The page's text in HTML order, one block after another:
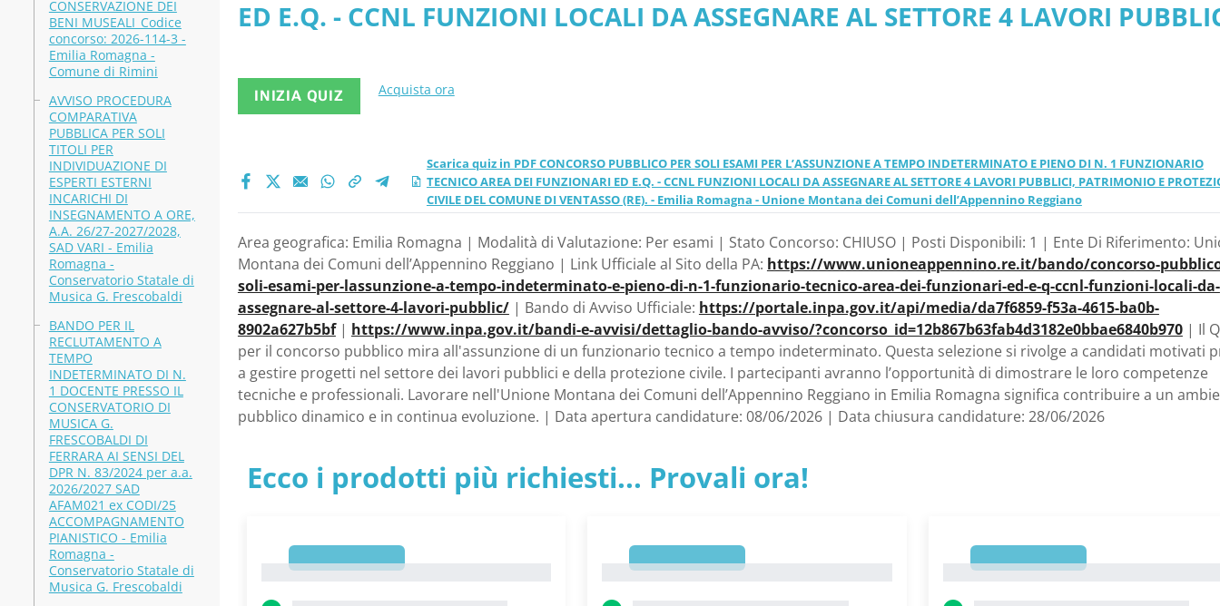
CONSERVAZIONE DEI
BENI MUSEALI_Codice
concorso: 2026-114-3 -
Emilia Romagna -
Comune di Rimini
AVVISO PROCEDURA
COMPARATIVA
PUBBLICA PER SOLI
TITOLI PER
INDIVIDUAZIONE DI
ESPERTI ESTERNI
INCARICHI DI
INSEGNAMENTO A ORE,
A.A. 26/27-2027/2028,
SAD VARI - Emilia
Romagna -
Conservatorio Statale di
Musica G. Frescobaldi
BANDO PER IL
RECLUTAMENTO A
TEMPO
INDETERMINATO DI N.
1 DOCENTE PRESSO IL
CONSERVATORIO DI
MUSICA G.
FRESCOBALDI DI
FERRARA AI SENSI DEL
DPR N. 83/2024 per a.a.
2026/2027 SAD
AFAM021 ex CODI/25
ACCOMPAGNAMENTO
PIANISTICO - Emilia
Romagna -
Conservatorio Statale di
Musica G. Frescobaldi
PROTEZIONE CIVILE DEL COMUNE DI VENTASSO (RE). - Emilia
Romagna - Unione Montana dei Comuni dell’Appennino
Reggiano
ED E.Q. - CCNL FUNZIONI LOCALI DA ASSEGNARE AL SETTORE 4 LAVORI
Romagna - Unione Montana dei Comuni dell’Appennino Reggiano
INIZIA QUIZ Acquista ora
Scarica quiz in PDF CONCORSO PUBBLICO PER SOLI ESAMI PER L’ASSUNZIONE A TEMPO INDETERMINATO E PIENO DI N. 1 FUNZIONARIO
TECNICO AREA DEI FUNZIONARI ED E.Q. - CCNL FUNZIONI LOCALI DA ASSEGNARE AL SETTORE 4 LAVORI PUBBLICI, PATRIMONIO E
CIVILE DEL COMUNE DI VENTASSO (RE). - Emilia Romagna - Unione Montana dei Comuni dell’Appennino Reggiano
Area geografica: Emilia Romagna | Modalità di Valutazione: Per esami | Stato Concorso: CHIUSO | Posti Disponibili: 1 | Ente Di Riferimento:
Montana dei Comuni dell’Appennino Reggiano | Link Ufficiale al Sito della PA: https://www.unioneappennino.re.it/bando/concorso-
soli-esami-per-lassunzione-a-tempo-indeterminato-e-pieno-di-n-1-funzionario-tecnico-area-dei-funzionari-ed-e-q-ccnl-funzioni-locali-da-
assegnare-al-settore-4-lavori-pubblic/| Bando di Avviso Ufficiale: https://portale.inpa.gov.it/api/media/da7f6859-f53a-4615-ba0b-
8902a627b5bf| https://www.inpa.gov.it/bandi-e-avvisi/dettaglio-bando-avviso/?concorso_id=12b867b63fab4d3182e0bbae6840b970| Il
per il concorso pubblico mira all'assunzione di un funzionario tecnico a tempo indeterminato. Questa selezione si rivolge a candidati motivati
a gestire progetti nel settore dei lavori pubblici e della protezione civile. I partecipanti avranno l’opportunità di dimostrare le loro competenze
tecniche e professionali. Lavorare nell'Unione Montana dei Comuni dell’Appennino Reggiano in Emilia Romagna significa contribuire a un
pubblico dinamico e in continua evoluzione. | Data apertura candidature: 08/06/2026 | Data chiusura candidature: 28/06/2026
Ecco i prodotti più richiesti... Provali ora!